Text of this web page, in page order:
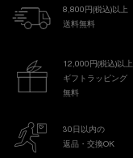
8,800円(税込)以上
送料無料
12,000円(税込)以上
ギフトラッピング
無料
30日以内の
返品・交換OK